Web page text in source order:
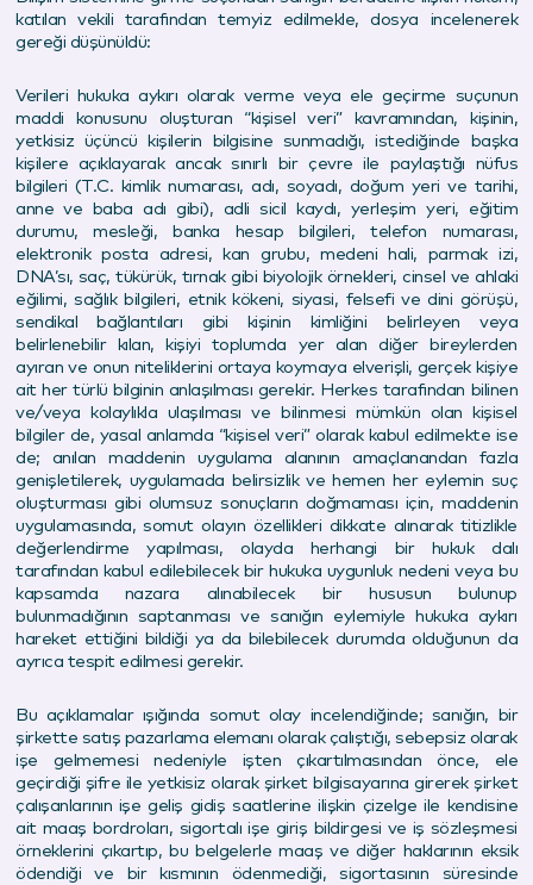
katılan vekili tarafından temyiz edilmekle, dosya incelenerek
gereği düşünüldü:
Verileri hukuka aykırı olarak verme veya ele geçirme suçunun
maddi konusunu oluşturan “kişisel veri” kavramından, kişinin,
yetkisiz üçüncü kişilerin bilgisine sunmadığı, istediğinde başka
kişilere açıklayarak ancak sınırlı bir çevre ile paylaştığı nüfus
bilgileri (T.C. kimlik numarası, adı, soyadı, doğum yeri ve tarihi,
anne ve baba adı gibi), adli sicil kaydı, yerleşim yeri, eğitim
durumu, mesleği, banka hesap bilgileri, telefon numarası,
elektronik posta adresi, kan grubu, medeni hali, parmak izi,
DNA’sı, saç, tükürük, tırnak gibi biyolojik örnekleri, cinsel ve ahlaki
eğilimi, sağlık bilgileri, etnik kökeni, siyasi, felsefi ve dini görüşü,
sendikal bağlantıları gibi kişinin kimliğini belirleyen veya
belirlenebilir kılan, kişiyi toplumda yer alan diğer bireylerden
ayıran ve onun niteliklerini ortaya koymaya elverişli, gerçek kişiye
ait her türlü bilginin anlaşılması gerekir. Herkes tarafından bilinen
ve/veya kolaylıkla ulaşılması ve bilinmesi mümkün olan kişisel
bilgiler de, yasal anlamda “kişisel veri” olarak kabul edilmekte ise
de; anılan maddenin uygulama alanının amaçlanandan fazla
genişletilerek, uygulamada belirsizlik ve hemen her eylemin suç
oluşturması gibi olumsuz sonuçların doğmaması için, maddenin
uygulamasında, somut olayın özellikleri dikkate alınarak titizlikle
değerlendirme yapılması, olayda herhangi bir hukuk dalı
tarafından kabul edilebilecek bir hukuka uygunluk nedeni veya bu
kapsamda nazara alınabilecek bir hususun bulunup
bulunmadığının saptanması ve sanığın eylemiyle hukuka aykırı
hareket ettiğini bildiği ya da bilebilecek durumda olduğunun da
ayrıca tespit edilmesi gerekir.
Bu açıklamalar ışığında somut olay incelendiğinde; sanığın, bir
şirkette satış pazarlama elemanı olarak çalıştığı, sebepsiz olarak
işe gelmemesi nedeniyle işten çıkartılmasından önce, ele
geçirdiği şifre ile yetkisiz olarak şirket bilgisayarına girerek şirket
çalışanlarının işe geliş gidiş saatlerine ilişkin çizelge ile kendisine
ait maaş bordroları, sigortalı işe giriş bildirgesi ve iş sözleşmesi
örneklerini çıkartıp, bu belgelerle maaş ve diğer haklarının eksik
ödendiği ve bir kısmının ödenmediği, sigortasının süresinde